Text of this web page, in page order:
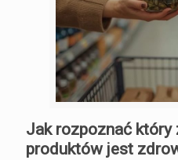
Jak rozpoznać
produktów jest